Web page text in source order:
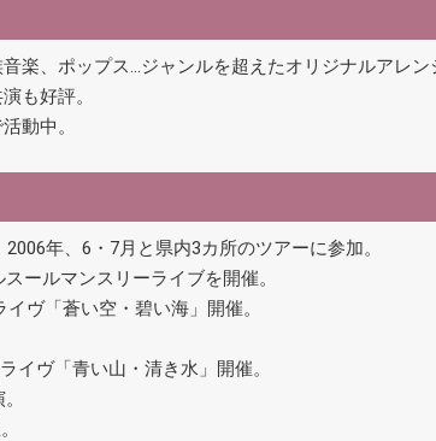
楽、ポップス…ジャンルを超えたオリジナルアレン
も好評。
動中。
年、6・7月と県内3カ所のツアーに参加。
ールマンスリーライブを開催。
ヴ「蒼い空・碧い海」開催。
イヴ「青い山・清き水」開催。